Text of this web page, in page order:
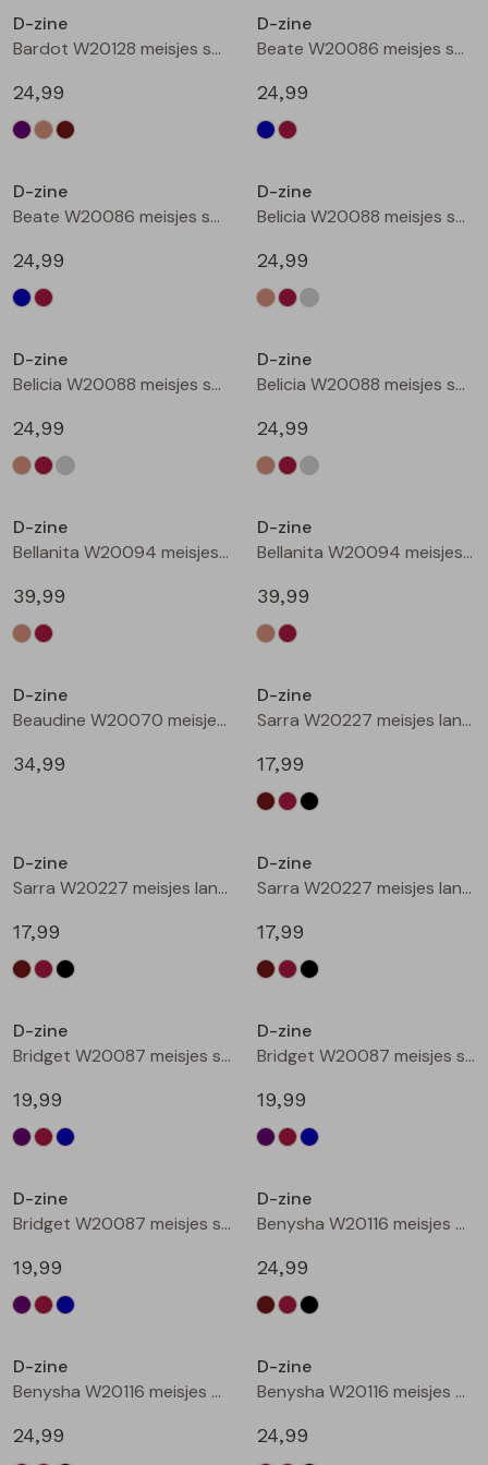
Blouses lange mouw
Sweatshirts
Gilet spencers
Jackjes
Blazers
Bermuda's
Bermuda's
Lange broek
Jackjes
Jassen
Leggings
Rokken
Lange broeken
Lange broeken
Leggings
T-shirts lange mouw
Tops
Vesten
D-zine
Bardot W20128 meisjes sweatshirt Bruin donker
24,99
D-zine
Beate W20086 meisjes sweatshirt Marine
24,99
D-zine
Beate W20086 meisjes sweatshirt Wijnrood
24,99
D-zine
Belicia W20088 meisjes sweatshirt Ecru melee
24,99
D-zine
Belicia W20088 meisjes sweatshirt Wijnrood
24,99
D-zine
Belicia W20088 meisjes sweatshirt Grey melee
24,99
D-zine
Bellanita W20094 meisjes buiten jack Zand
39,99
D-zine
Bellanita W20094 meisjes buiten jack Wijnrood
39,99
D-zine
Beaudine W20070 meisjes lange broek Bruin donker
34,99
D-zine
Sarra W20227 meisjes lange broek Bruin donker
17,99
D-zine
Sarra W20227 meisjes lange broek Wijnrood
17,99
D-zine
Sarra W20227 meisjes lange broek Zwart
17,99
D-zine
Bridget W20087 meisjes sweatshirt Cyclaam
19,99
D-zine
Bridget W20087 meisjes sweatshirt Wijnrood
19,99
D-zine
Bridget W20087 meisjes sweatshirt Raf
19,99
D-zine
Benysha W20116 meisjes bermuda Bruin donker
24,99
D-zine
Benysha W20116 meisjes bermuda Wijnrood
24,99
D-zine
Benysha W20116 meisjes bermuda Zwart
24,99